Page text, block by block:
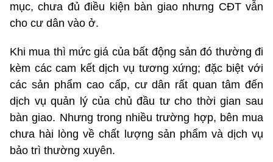
mục, chưa đủ điều kiện bàn giao nhưng CĐT vẫn
cho cư dân vào ở.
Khi mua thì mức giá của bất động sản đó thường đi
kèm các cam kết dịch vụ tương xứng; đặc biệt với
các sản phẩm cao cấp, cư dân rất quan tâm đến
dịch vụ quản lý của chủ đầu tư cho thời gian sau
bàn giao. Nhưng trong nhiều trường hợp, bên mua
chưa hài lòng về chất lượng sản phẩm và dịch vụ
bảo trì thường xuyên.